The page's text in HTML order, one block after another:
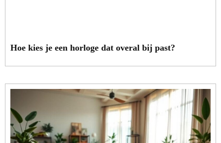
Hoe kies je een horloge dat overal bij past?